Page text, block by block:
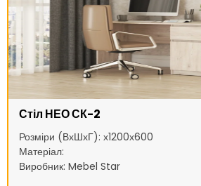
Стіл НЕО СК-2
Розміри (ВхШхГ): х1200х600
Матеріал:
Виробник: Mebel Star